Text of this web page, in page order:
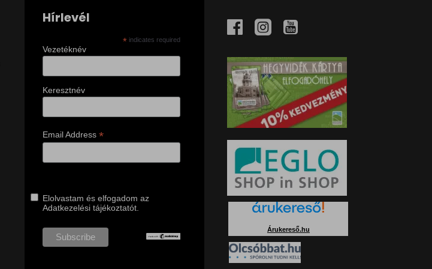
Hírlevél
* indicates required
Vezetéknév
Keresztnév
Email Address *
Elolvastam és elfogadom az
Adatkezelési tájékoztatót.
Árukereső.hu